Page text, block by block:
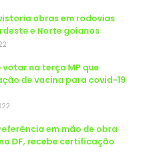
obras em rodovias
e Norte goianos
votar na terça MP que
de vacina para covid-19
em mão de obra
DF, recebe certificação